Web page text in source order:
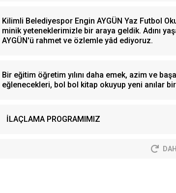
Kilimli Belediyespor Engin AYGÜN Yaz Futbol
minik yeteneklerimizle bir araya geldik. Adını
AYGÜN'ü rahmet ve özlemle yâd ediyoruz.
Bir eğitim öğretim yılını daha emek, azim ve
eğlenecekleri, bol bol kitap okuyup yeni anılar
İLAÇLAMA PROGRAMIMIZ